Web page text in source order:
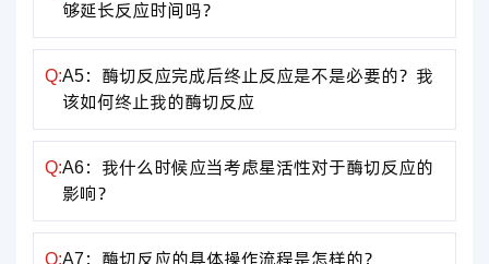
够延长反应时间吗？
Q:A5：酶切反应完成后终止反应是不是必要的？我
该如何终止我的酶切反应
Q:A6：我什么时候应当考虑星活性对于酶切反应的
影响？
Q:A7：酶切反应的具体操作流程是怎样的？